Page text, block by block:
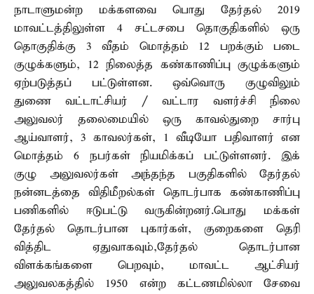
நாடாளுமன்ற மக்களவை பொது தேர்தல் 2019
மாவட்டத்திலுள்ள 4 சட்டசபை தொகுதிகளில் ஒரு
தொகுதிக்கு 3 வீதம் மொத்தம் 12 பறக்கும் படை
குழுக்களும், 12 நிலைத்த கண்காணிப்பு குழுக்களும்
ஏற்படுத்தப் பட்டுள்ளன. ஒவ்வொரு குழுவிலும்
துணை வட்டாட்சியர் / வட்டார வளர்ச்சி நிலை
அலுவலர் தலைமையில் ஒரு காவல்துறை சார்பு
ஆய்வாளர், 3 காவலர்கள், 1 வீடியோ பதிவாளர் என
மொத்தம் 6 நபர்கள் நியமிக்கப் பட்டுள்ளனர். இக்
குழு அலுவலர்கள் அந்தந்த பகுதிகளில் தேர்தல்
நன்னடத்தை விதிமீறல்கள் தொடர்பாக கண்காணிப்பு
பணிகளில் ஈடுபட்டு வருகின்றனர்.பொது மக்கள்
தேர்தல் தொடர்பான புகார்கள், குறைகளை தெரி
வித்திட ஏதுவாகவும்,தேர்தல் தொடர்பான
விளக்கங்களை பெறவும், மாவட்ட ஆட்சியர்
அலுவலகத்தில் 1950 என்ற கட்டணமில்லா சேவை